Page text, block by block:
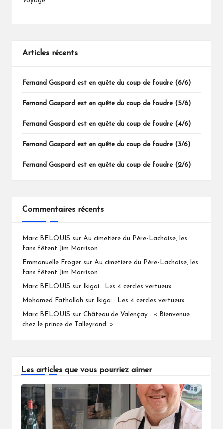
Articles récents
Fernand Gaspard est en quête du coup de foudre (6/6)
Fernand Gaspard est en quête du coup de foudre (5/6)
Fernand Gaspard est en quête du coup de foudre (4/6)
Fernand Gaspard est en quête du coup de foudre (3/6)
Fernand Gaspard est en quête du coup de foudre (2/6)
Commentaires récents
Marc BELOUIS sur Au cimetière du Père-Lachaise, les
fans fêtent Jim Morrison
Emmanuelle Froger sur Au cimetière du Père-Lachaise, les
fans fêtent Jim Morrison
Marc BELOUIS sur Ikigai : Les 4 cercles vertueux
Mohamed Fathallah sur Ikigai : Les 4 cercles vertueux
Marc BELOUIS sur Château de Valençay : « Bienvenue
chez le prince de Talleyrand. »
Les articles que vous pourriez aimer